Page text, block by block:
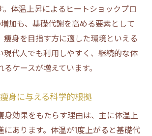
。体温上昇によるヒートショックプロ
増加も、基礎代謝を高める要素として
痩身を目指す方に適した環境といえる
現代人でも利用しやすく、継続的な体
ケースが増えています。
身に与える科学的根拠
身効果をもたらす理由は、主に体温上
にあります。体温が1度上がると基礎代